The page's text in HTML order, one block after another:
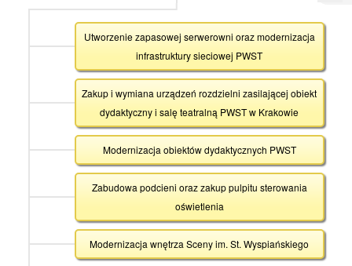
Utworzenie zapasowej serwerowni oraz modernizacja
infrastruktury sieciowej PWST
Zakup i wymiana urządzeń rozdzielni zasilającej obiekt
dydaktyczny i salę teatralną PWST w Krakowie
Modernizacja obiektów dydaktycznych PWST
Zabudowa podcieni oraz zakup pulpitu sterowania
oświetlenia
Modernizacja wnętrza Sceny im. St. Wyspiańskiego